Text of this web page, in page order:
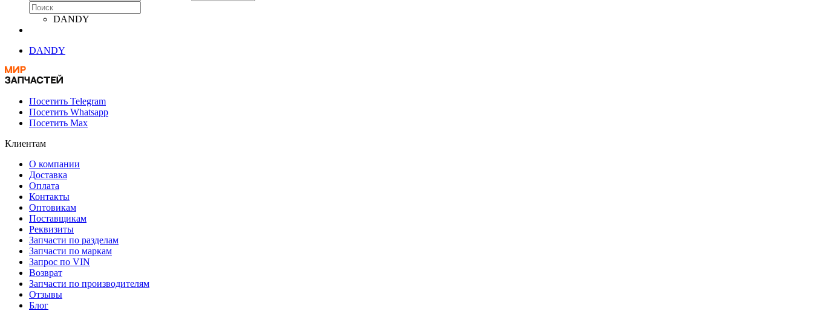
DANDY
DANDY
Посетить Telegram
Посетить Whatsapp
Посетить Max
Клиентам
О компании
Доставка
Оплата
Контакты
Оптовикам
Поставщикам
Реквизиты
Запчасти по разделам
Запчасти по маркам
Запрос по VIN
Возврат
Запчасти по производителям
Отзывы
Блог